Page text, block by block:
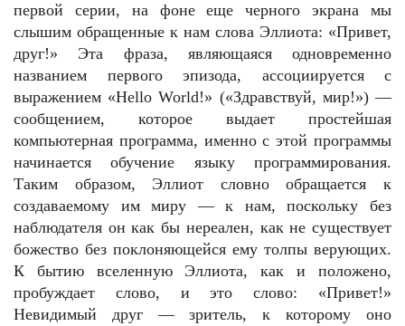
первой серии, на фоне еще черного экрана мы
слышим обращенные к нам слова Эллиота: «Привет,
друг!» Эта фраза, являющаяся одновременно
названием первого эпизода, ассоциируется с
выражением «Hello World!» («Здравствуй, мир!») —
сообщением, которое выдает простейшая
компьютерная программа, именно с этой программы
начинается обучение языку программирования.
Таким образом, Эллиот словно обращается к
создаваемому им миру — к нам, поскольку без
наблюдателя он как бы нереален, как не существует
божество без поклоняющейся ему толпы верующих.
К бытию вселенную Эллиота, как и положено,
пробуждает слово, и это слово: «Привет!»
Невидимый друг — зритель, к которому оно